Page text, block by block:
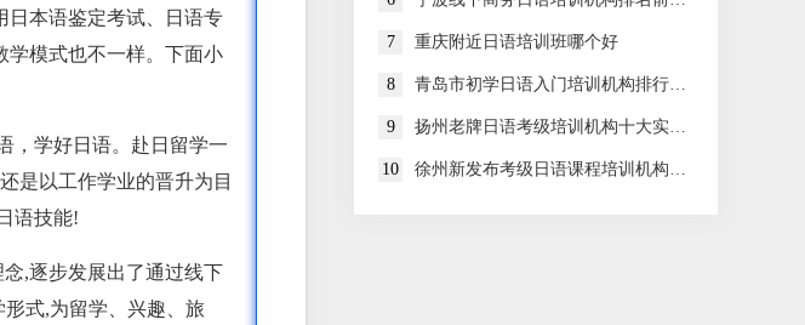
日本语鉴定考试、日语专
学模式也不一样。下面小
，学好日语。赴日留学一
是以工作学业的晋升为目
语技能!
,逐步发展出了通过线下
式,为留学、兴趣、旅
7 重庆附近日语培训班哪个好
8 青岛市初学日语入门培训机构排行榜一览
9 扬州老牌日语考级培训机构十大实力排名
10 徐州新发布考级日语课程培训机构排名名单公布